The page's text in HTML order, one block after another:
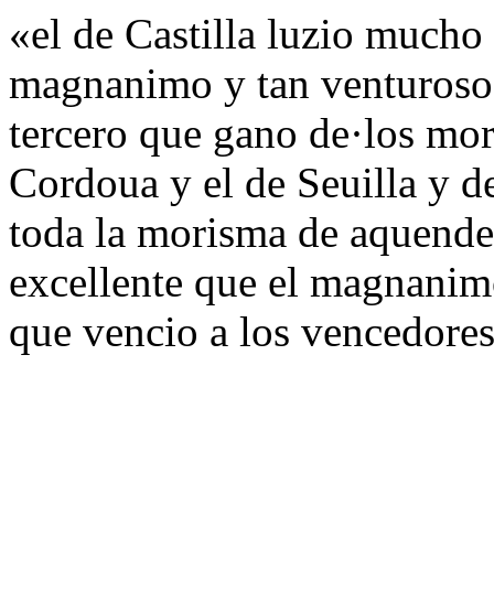
«el de Castilla luzio
magnanimo y tan
tercero que gano de·los
Cordoua y el de Seuilla y
toda la morisma de
excellente que el
que vencio a los